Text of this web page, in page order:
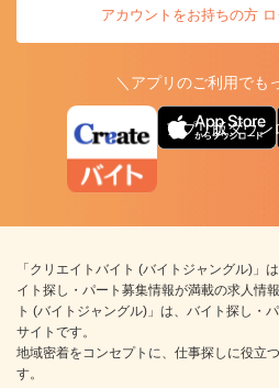
アカウントをお持ちの方
＼アプリのご利用でも
アプリ版ダウン
「クリエイトバイト (バイトジャングル)」
イト探し・パート募集情報が満載の求人情
ト (バイトジャングル)」は、バイト探し・
サイトです。
地域密着をコンセプトに、仕事探しに役立
す。